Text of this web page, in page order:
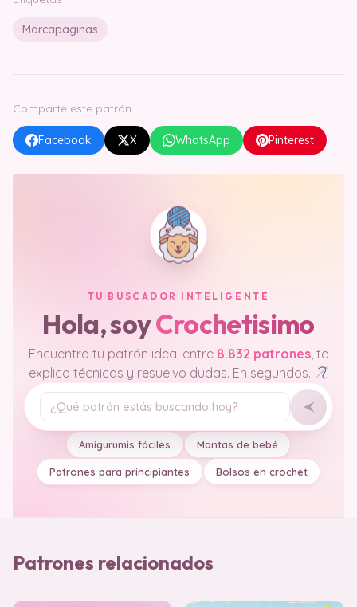
Marcapaginas
Comparte este patrón
Facebook X WhatsApp Pinterest
TU BUSCADOR INTELIGENTE
Hola, soyCrochetisimo
Encuentro tu patrón ideal entre 8.832 patrones, te
explico técnicas y resuelvo dudas. En segundos.
Tu pregunta
Amigurumis fáciles Mantas de bebé
Patrones para principiantes Bolsos en crochet
Patrones relacionados